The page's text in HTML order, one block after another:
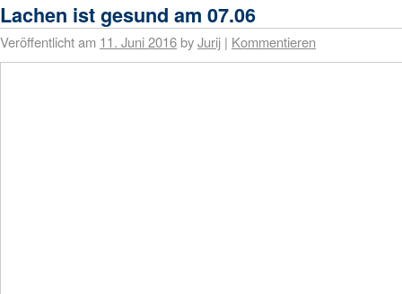
Lachen ist gesund am 07.06
Veröffentlicht am 11. Juni 2016byJurij | Kommentieren